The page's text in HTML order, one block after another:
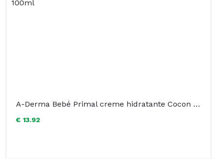
A-Derma Bebé Primal creme hidratante Cocon 100ml
€ 13.92